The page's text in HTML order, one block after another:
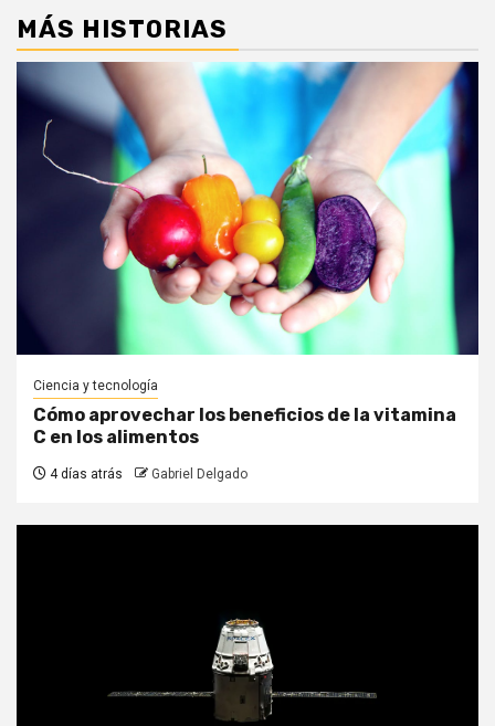
MÁS HISTORIAS
Ciencia y tecnología
Cómo aprovechar los beneficios de la vitamina
C en los alimentos
4 días atrás Gabriel Delgado